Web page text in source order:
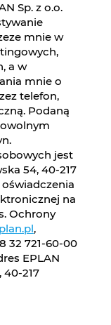
Sp. z o.o.
mnie w
a w
mnie o
telefon,
Podaną
jest
54, 40-217
na
Ochrony
,
32 721-60-00
EPLAN
40-217